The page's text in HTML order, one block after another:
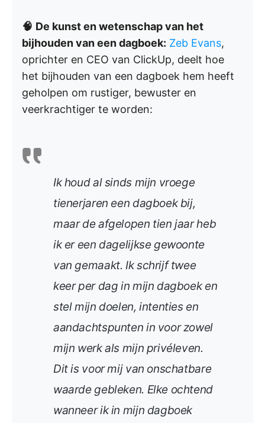
🧠 De kunst en wetenschap van het
bijhouden van een dagboek: Zeb Evans,
oprichter en CEO van ClickUp, deelt hoe
het bijhouden van een dagboek hem heeft
geholpen om rustiger, bewuster en
veerkrachtiger te worden:
Ik houd al sinds mijn vroege
tienerjaren een dagboek bij,
maar de afgelopen tien jaar heb
ik er een dagelijkse gewoonte
van gemaakt. Ik schrijf twee
keer per dag in mijn dagboek en
stel mijn doelen, intenties en
aandachtspunten in voor zowel
mijn werk als mijn privéleven.
Dit is voor mij van onschatbare
waarde gebleken. Elke ochtend
wanneer ik in mijn dagboek